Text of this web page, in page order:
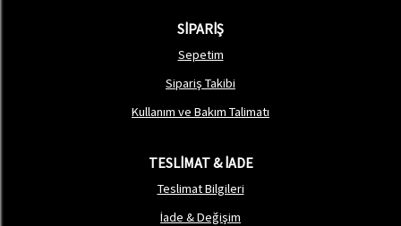
SİPARİŞ
Sepetim
Sipariş Takibi
Kullanım ve Bakım Talimatı
TESLİMAT & İADE
Teslimat Bilgileri
İade & Değişim